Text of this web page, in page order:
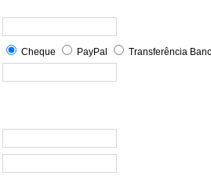
Cheque PayPal
Transferência